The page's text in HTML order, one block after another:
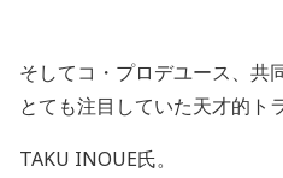
そしてコ・プロデユース、共
とても注目していた天才的ト
TAKU INOUE氏。